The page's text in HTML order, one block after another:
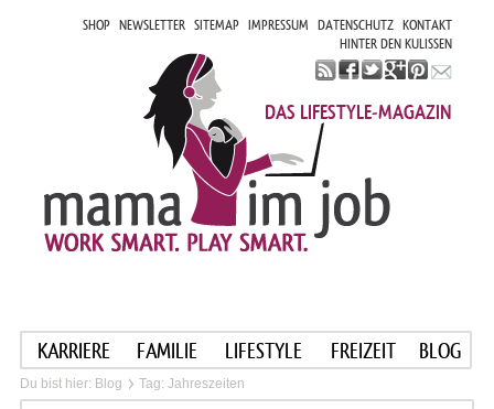
SHOP NEWSLETTER SITEMAP IMPRESSUM DATENSCHUTZ KONTAKT
HINTER DEN KULISSEN
DAS LIFESTYLE-MAGAZIN
KARRIERE FAMILIE LIFESTYLE FREIZEIT BLOG
Du bist hier: Blog Tag: Jahreszeiten